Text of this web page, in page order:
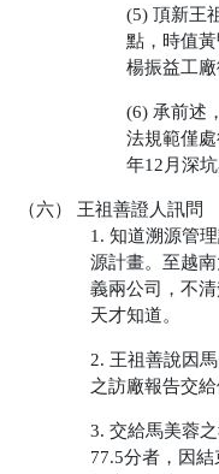
(5) 頂新王
點，時值
楊振益工廠
(6) 承前述
法規範僅
年12月深
（六） 王祖善證人訊問
1. 知道溯源管
源計畫。至越
義兩公司，不
天才知道。
2. 王祖善說因
之訪廠報告交給
3. 交給馬美蓉
77.5分者，因